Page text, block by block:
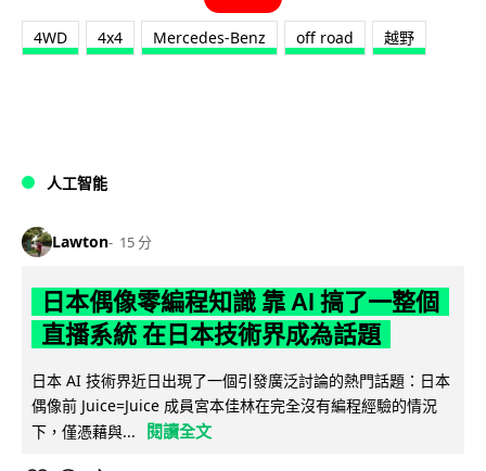
4WD 4x4 Mercedes-Benz off road 越野
人工智能
Lawton 15 分
日本偶像零編程知識 靠 AI 搞了一整個
直播系統 在日本技術界成為話題
日本 AI 技術界近日出現了一個引發廣泛討論的熱門話題：日本
偶像前 Juice=Juice 成員宮本佳林在完全沒有編程經驗的情況
下，僅憑藉與...
閱讀全文